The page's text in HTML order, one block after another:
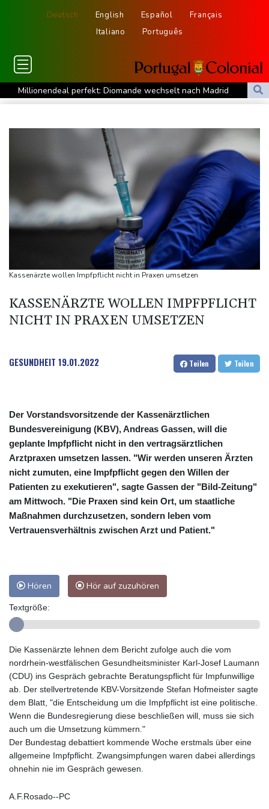
Deutsch English Español
Français
Italiano
Português
Millionendeal perfekt: Diomande wechselt nach Madrid
US-Republikaner wollen früheren Corona-Berater Fauci vor
Forlán wird Nationaltrainer in Uruguay
Böden in Deutschland ähnlich trocken wie in Dürrejahren 2018
Mutter mit 71 Stichen getötet und Leiche zerstückelt: Mann muss
in Psychiatrie
Nach Ausweisung von Journalistin: Russland wirft Frankreich
"politische Verfolgung" vor
Iran-Krieg: Berichte über US-Munitionsknappheit - Pakistan will
neue Gespräche
Fund von Sprengstoffdrohne sorgt für Debatte über
Luftsicherheit
Für zwei Jahre: Salah-Wechsel zu Trabzonspor perfekt
Feiertagsfahrverbot für Lkw
Kassenärzte wollen Impfpflicht nicht in Praxen umsetzen
KASSENÄRZTE WOLLEN IMPFPFLICHT
NICHT IN PRAXEN UMSETZEN
GESUNDHEIT 19.01.2022 Teilen Teilen
Der Vorstandsvorsitzende der Kassenärztlichen
Bundesvereinigung (KBV), Andreas Gassen, will die
geplante Impfpflicht nicht in den vertragsärztlichen
Arztpraxen umsetzen lassen. "Wir werden unseren Ärzten
nicht zumuten, eine Impfpflicht gegen den Willen der
Patienten zu exekutieren", sagte Gassen der "Bild-Zeitung"
am Mittwoch. "Die Praxen sind kein Ort, um staatliche
Maßnahmen durchzusetzen, sondern leben vom
Vertrauensverhältnis zwischen Arzt und Patient."
Hören Hör auf zuzuhören
Textgröße:
Die Kassenärzte lehnen dem Bericht zufolge auch die vom
nordrhein-westfälischen Gesundheitsminister Karl-Josef Laumann
(CDU) ins Gespräch gebrachte Beratungspflicht für Impfunwillige
ab. Der stellvertretende KBV-Vorsitzende Stefan Hofmeister sagte
dem Blatt, "die Entscheidung um die Impfpflicht ist eine politische.
Wenn die Bundesregierung diese beschließen will, muss sie sich
auch um die Umsetzung kümmern."
Der Bundestag debattiert kommende Woche erstmals über eine
allgemeine Impfpflicht. Zwangsimpfungen waren dabei allerdings
ohnehin nie im Gespräch gewesen.
A.F.Rosado--PC